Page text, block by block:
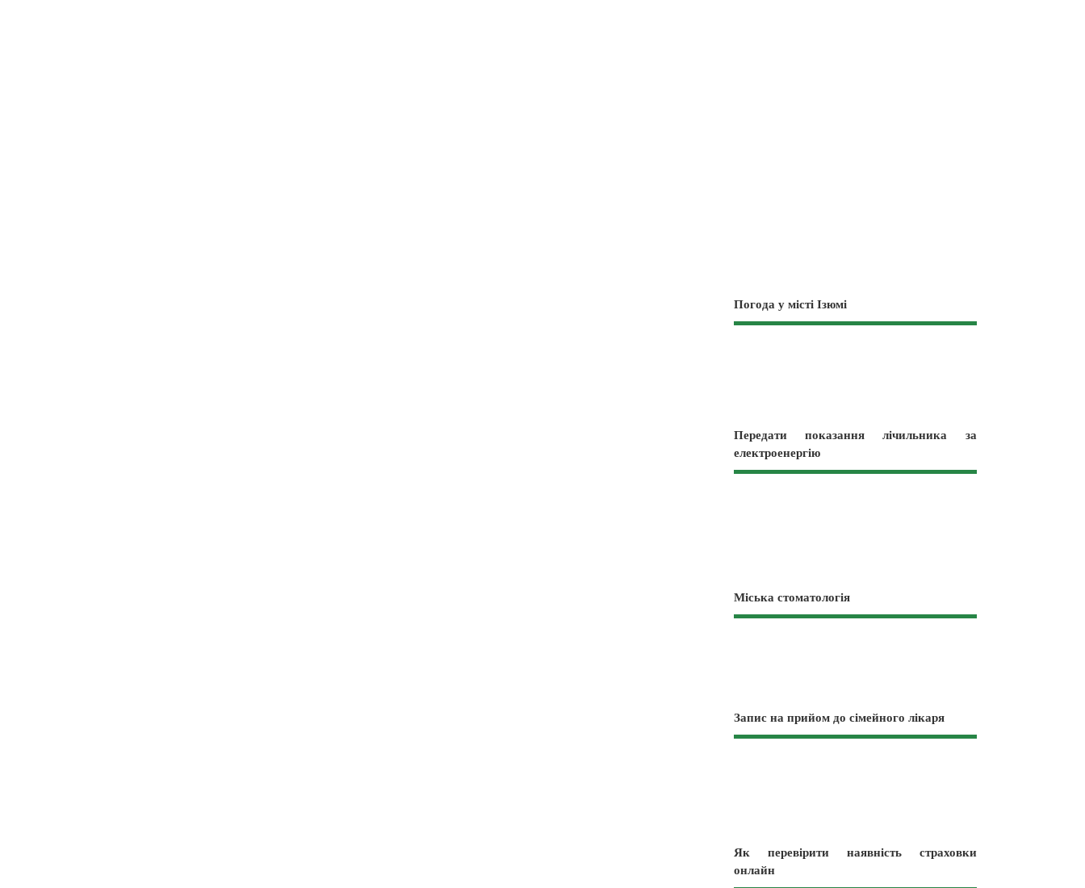
Погода у місті Ізюмі
Передати показання лічильника за
електроенергію
Міська стоматологія
Запис на прийом до сімейного лікаря
Як перевірити наявність страховки
онлайн